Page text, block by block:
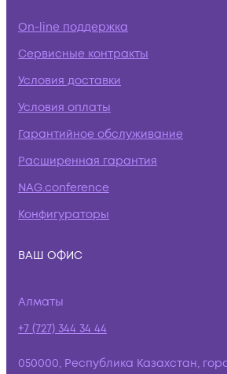
On-line поддержка
Сервисные контракты
Условия доставки
Условия оплаты
Гарантийное обслуживание
Расширенная гарантия
NAG.conference
Конфигураторы
ВАШ ОФИС
Алматы
+7 (727) 344 34 44
050000, Республика Казахстан,